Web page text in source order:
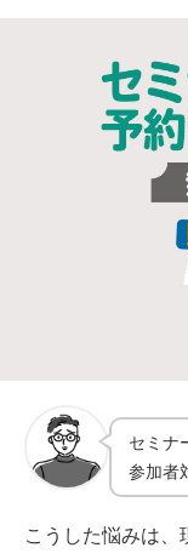
セミナ
参加者
こうした悩みは、